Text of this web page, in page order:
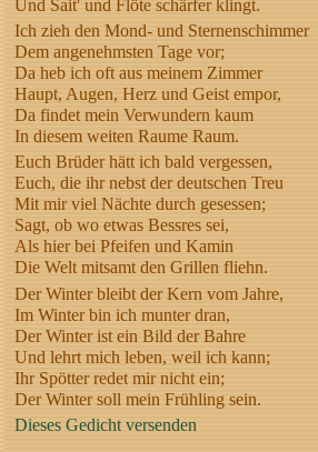
Und Sait' und Flöte schärfer klingt.
Ich zieh den Mond- und Sternenschimmer
Dem angenehmsten Tage vor;
Da heb ich oft aus meinem Zimmer
Haupt, Augen, Herz und Geist empor,
Da findet mein Verwundern kaum
In diesem weiten Raume Raum.
Euch Brüder hätt ich bald vergessen,
Euch, die ihr nebst der deutschen Treu
Mit mir viel Nächte durch gesessen;
Sagt, ob wo etwas Bessres sei,
Als hier bei Pfeifen und Kamin
Die Welt mitsamt den Grillen fliehn.
Der Winter bleibt der Kern vom Jahre,
Im Winter bin ich munter dran,
Der Winter ist ein Bild der Bahre
Und lehrt mich leben, weil ich kann;
Ihr Spötter redet mir nicht ein;
Der Winter soll mein Frühling sein.
Dieses Gedicht versenden